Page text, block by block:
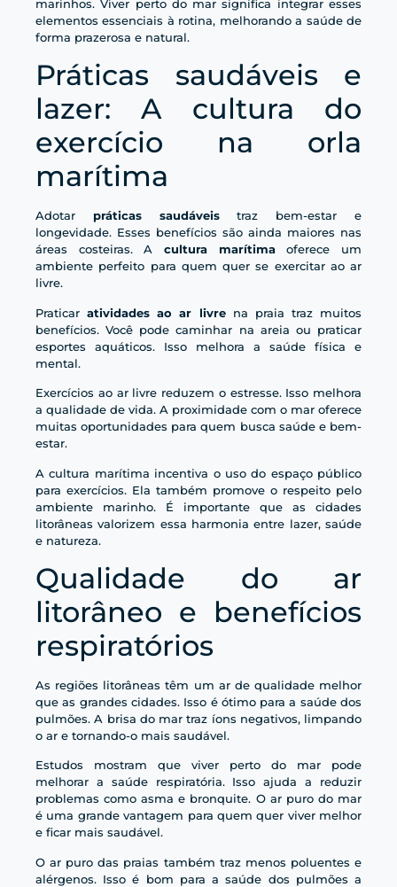
marinhos. Viver perto do mar significa integrar esses
elementos essenciais à rotina, melhorando a saúde de
forma prazerosa e natural.
Práticas saudáveis e
lazer: A cultura do
exercício na orla
marítima
Adotar práticas saudáveistraz bem-estar e
longevidade. Esses benefícios são ainda maiores nas
áreas costeiras. A cultura marítimaoferece um
ambiente perfeito para quem quer se exercitar ao ar
livre.
Praticaratividades ao ar livrena praia traz muitos
benefícios. Você pode caminhar na areia ou praticar
esportes aquáticos. Isso melhora a saúde física e
mental.
Exercícios ao ar livre reduzem o estresse. Isso melhora
a qualidade de vida. A proximidade com o mar oferece
muitas oportunidades para quem busca saúde e bem-
estar.
A cultura marítima incentiva o uso do espaço público
para exercícios. Ela também promove o respeito pelo
ambiente marinho. É importante que as cidades
litorâneas valorizem essa harmonia entre lazer, saúde
e natureza.
Qualidade do ar
litorâneo e benefícios
respiratórios
As regiões litorâneas têm um ar de qualidade melhor
que as grandes cidades. Isso é ótimo para a saúde dos
pulmões. A brisa do mar traz íons negativos, limpando
o ar e tornando-o mais saudável.
Estudos mostram que viver perto do mar pode
melhorar a saúde respiratória. Isso ajuda a reduzir
problemas como asma e bronquite. O ar puro do mar
é uma grande vantagem para quem quer viver melhor
e ficar mais saudável.
O ar puro das praias também traz menos poluentes e
alérgenos. Isso é bom para a saúde dos pulmões a